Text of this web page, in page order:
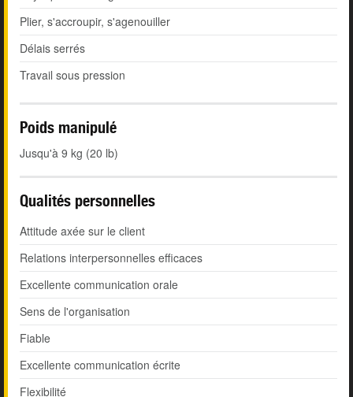
Plier, s'accroupir, s'agenouiller
Délais serrés
Travail sous pression
Poids manipulé
Jusqu'à 9 kg (20 lb)
Qualités personnelles
Attitude axée sur le client
Relations interpersonnelles efficaces
Excellente communication orale
Sens de l'organisation
Fiable
Excellente communication écrite
Flexibilité